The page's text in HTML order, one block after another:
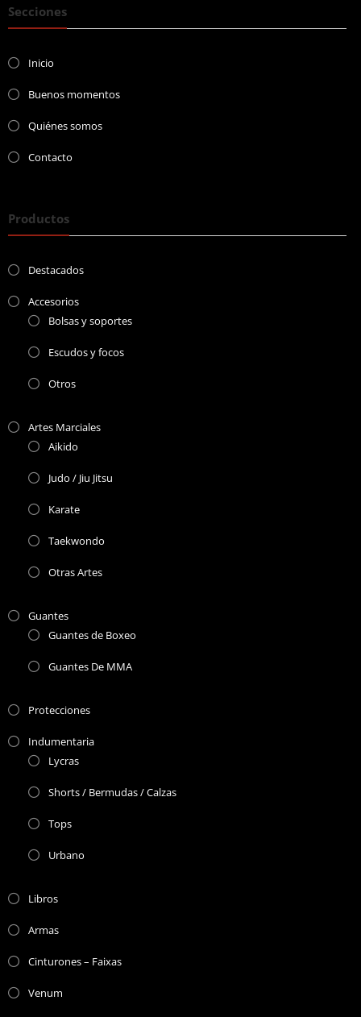
Secciones
Inicio
Buenos momentos
Quiénes somos
Contacto
Productos
Destacados
Accesorios
Bolsas y soportes
Escudos y focos
Otros
Artes Marciales
Aikido
Judo / Jiu Jitsu
Karate
Taekwondo
Otras Artes
Guantes
Guantes de Boxeo
Guantes De MMA
Protecciones
Indumentaria
Lycras
Shorts / Bermudas / Calzas
Tops
Urbano
Libros
Armas
Cinturones – Faixas
Venum